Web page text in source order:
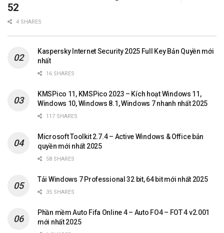
52
4 SHARES
Kaspersky Internet Security 2025 Full Key Bản Quyền mới
nhất
16 SHARES
KMSPico 11, KMSPico 2023 – Kích hoạt Windows 11,
Windows 10, Windows 8.1, Windows 7 nhanh nhất 2025
117 SHARES
Microsoft Toolkit 2.7.4 – Active Windows & Office bản
quyền mới nhất 2025
58 SHARES
Tải Windows 7 Professional 32 bit, 64 bit mới nhất 2025
35 SHARES
Phần mềm Auto Fifa Online 4 – Auto FO4 – FOT 4 v2.001
mới nhất 2025